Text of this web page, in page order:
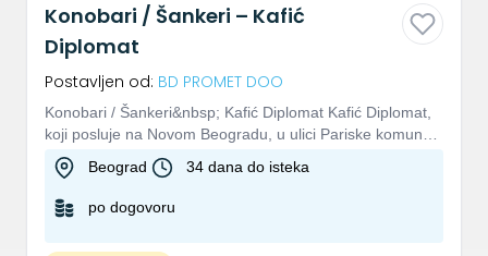
Konobari / Šankeri – Kafić
Diplomat
Postavljen od: BD PROMET DOO
Konobari / Šankeri&nbsp; Kafić Diplomat Kafić Diplomat,
koji posluje na Novom Beogradu, u ulici Pariske komune
57, širi...
Beograd 34 dana do isteka
po dogovoru